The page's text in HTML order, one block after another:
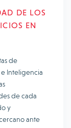
DE LOS
EN
de
Inteligencia
de cada
y
ante